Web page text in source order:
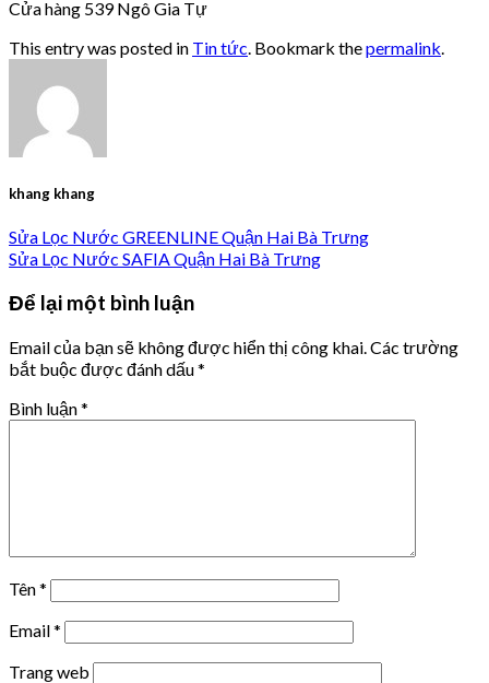
Cửa hàng 539 Ngô Gia Tự
This entry was posted in Tin tức . Bookmark thepermalink
khang khang
Sửa Lọc Nước GREENLINE Quận Hai Bà Trưng
Sửa Lọc Nước SAFIA Quận Hai Bà Trưng
Để lại một bình luận
Email của bạn sẽ không được hiển thị công khai. Các trường
bắt buộc được đánh dấu*
Bình luận*
Tên*
Email*
Trang web